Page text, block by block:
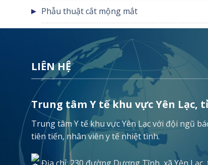
Phẫu thuật cắt mộng mắt
LIÊN HỆ
Trung tâm Y tế khu vực Yên Lạc,
Trung tâm Y tế khu vực Yên Lạc với đội ngũ
tiên tiến, nhân viên y tế nhiệt tình.
Địa chỉ: 230 đường Dương Tĩnh, xã Yên